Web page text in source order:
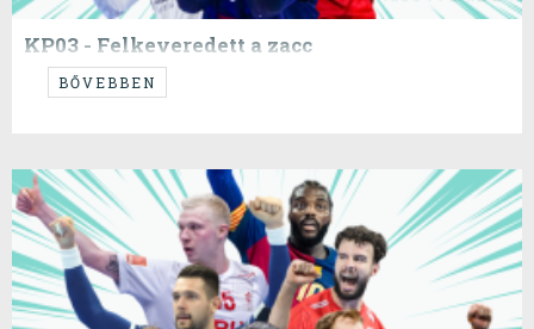
KP03 - Felkeveredett a zacc
BŐVEBBEN